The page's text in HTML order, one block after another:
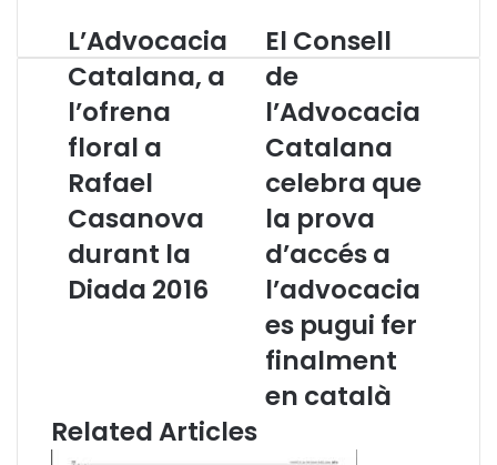
L
’
A
d
v
o
c
a
c
a
C
n
L’Advocacia
Catalana, a
l’ofrena
floral a
Rafael
Casanova
durant la
Diada 2016
E
l
C
o
n
s
e
e
A
d
o
El Consell
de
l’Advocacia
Catalana
celebra que
la prova
d’accés a
l’advocacia
es pugui fer
finalment
en català
Related Articles